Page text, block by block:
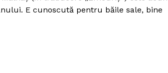
E cunoscută pentru băile sale, bine